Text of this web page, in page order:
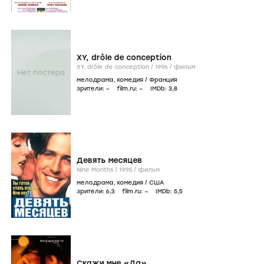
XY, drôle de conception
XY, drôle de conception / 1996 / фильм
мелодрама, комедия / Франция
зрители: – film.ru: – IMDb: 3,8
Девять месяцев
Nine Months / 1995 / фильм
мелодрама, комедия / США
зрители: 6,3 film.ru: – IMDb: 5,5